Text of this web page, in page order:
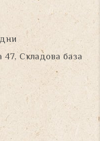
47, Складова база